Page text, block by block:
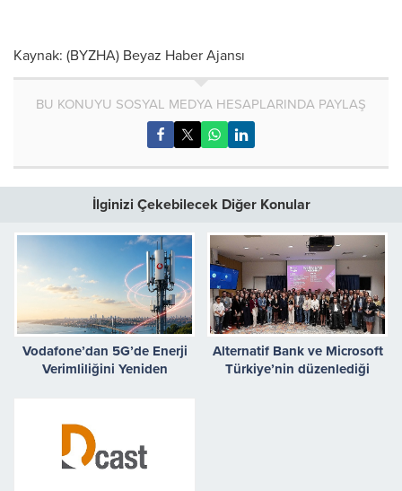
Kaynak: (BYZHA) Beyaz Haber Ajansı
BU KONUYU SOSYAL MEDYA HESAPLARINDA PAYLAŞ
İlginizi Çekebilecek Diğer Konular
Vodafone’dan 5G’de Enerji
Verimliliğini Yeniden
Alternatif Bank ve Microsoft
Türkiye’nin düzenlediği